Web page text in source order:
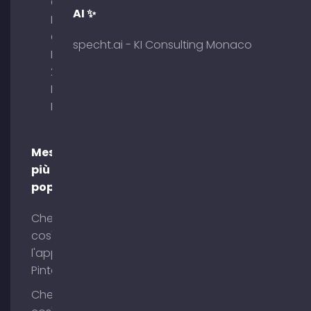
Palais am
Obelisk
Briennerstr.
29 80333
Monaco di
Baviera
Messaggi
più
popolari
Che
cos'è
l'app
Pinterest?
Che
AI ✨
specht.ai - KI Consulting Monaco